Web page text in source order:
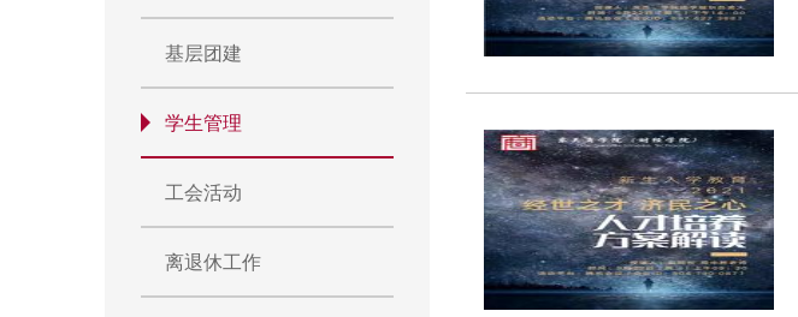
基层团建
学生管理
工会活动
离退休工作